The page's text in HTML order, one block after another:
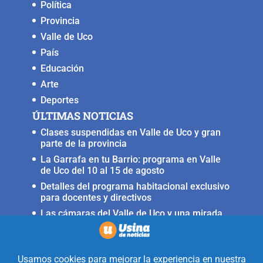
Política
Provincia
Valle de Uco
País
Educación
Arte
Deportes
ÚLTIMAS NOTICIAS
Clases suspendidas en Valle de Uco y gran
parte de la provincia
La Garrafa en tu Barrio: programa en Valle
de Uco del 10 al 15 de agosto
Detalles del programa habitacional exclusivo
para docentes y directivos
Las cámaras del Valle de Uco y una mirada
crítica sobre la crisis con Brasil
Irrigación prorrogó la restricción para